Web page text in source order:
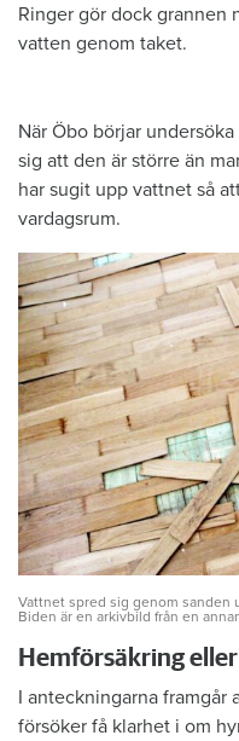
Ringer gör dock grannen
vatten genom taket.
När Öbo börjar
sig att den är större än
har sugit upp vattnet så
vardagsrum.
Vattnet spred sig genom sanden
Biden är en arkivbild från en
Hemförsäkring
I anteckningarna framgår
försöker få klarhet i om